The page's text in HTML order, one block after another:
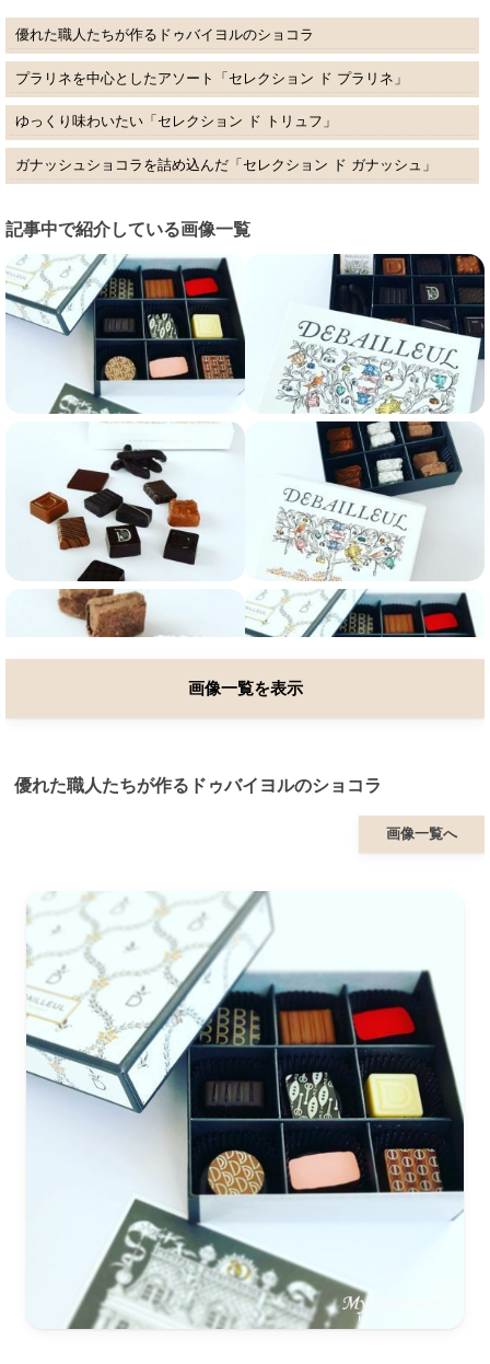
優れた職人たちが作るドゥバイヨルのショコラ
プラリネを中心としたアソート「セレクション ド プラリネ」
ゆっくり味わいたい「セレクション ド トリュフ」
ガナッシュショコラを詰め込んだ「セレクション ド ガナッシュ」
記事中で紹介している画像一覧
画像一覧を表示
優れた職人たちが作るドゥバイヨルのショコラ
画像一覧へ